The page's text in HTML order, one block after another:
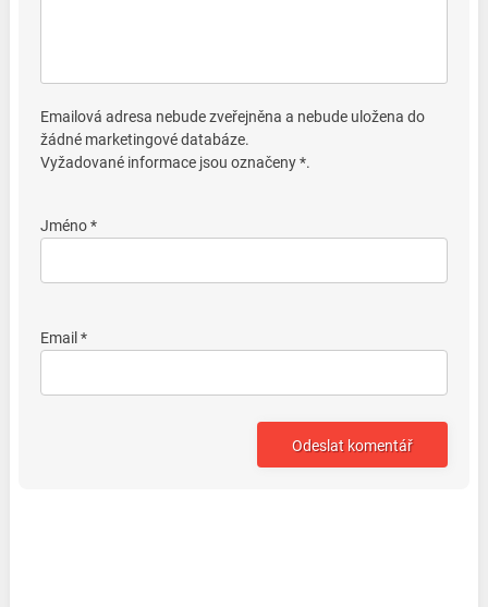
Emailová adresa nebude zveřejněna a nebude uložena do
žádné marketingové databáze.
Vyžadované informace jsou označeny *.
Jméno *
Email *